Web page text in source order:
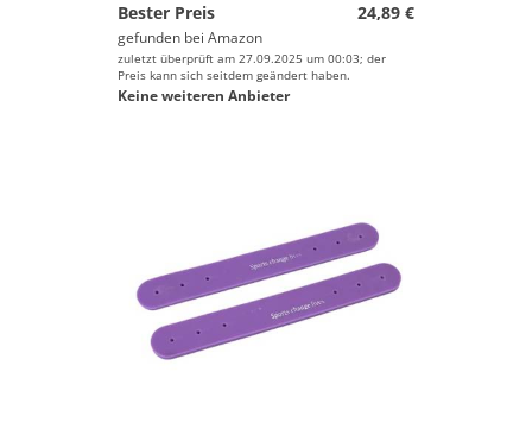
Bester Preis
24,89 €
gefunden bei Amazon
zuletzt überprüft am 27.09.2025 um 00:03; der
Preis kann sich seitdem geändert haben.
Keine weiteren Anbieter